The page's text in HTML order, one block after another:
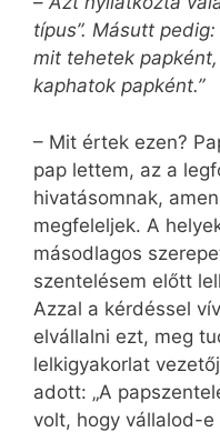
típus”. Másutt
mit tehetek
kaphatok papként.”
– Mit értek ezen?
pap lettem, az a
hivatásomnak,
megfeleljek. A
másodlagos
szentelésem előtt
Azzal a kérdéssel
elvállalni ezt, meg
lelkigyakorlat
adott: „A
volt, hogy vállalod-